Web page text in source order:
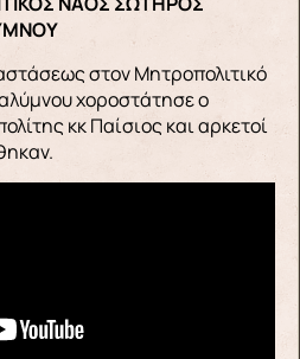
στον Μητροπολιτικό
χοροστάτησε ο
κκ Παίσιος και αρκετοί